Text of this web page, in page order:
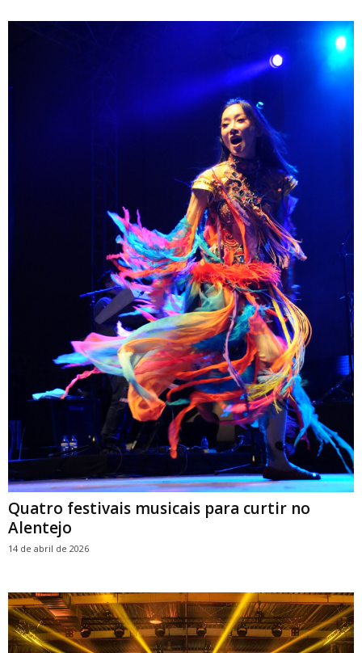
Quatro festivais musicais para curtir no
Alentejo
14 de abril de 2026